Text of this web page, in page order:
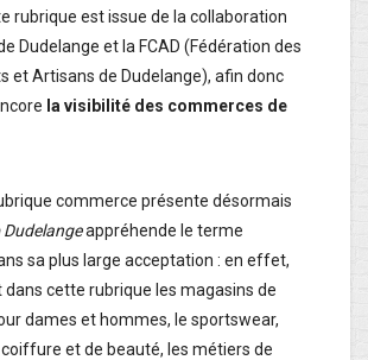
rubrique est issue de la collaboration
Dudelange et la FCAD (Fédération des
et Artisans de Dudelange), afin donc
la visibilité des commerces de
commerce présente désormais
Dudelangeappréhende le terme
sa plus large acceptation : en effet,
cette rubrique les magasins de
dames et hommes, le sportswear,
coiffure et de beauté, les métiers de